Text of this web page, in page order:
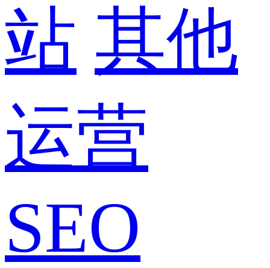
站 其他
运营
SEO